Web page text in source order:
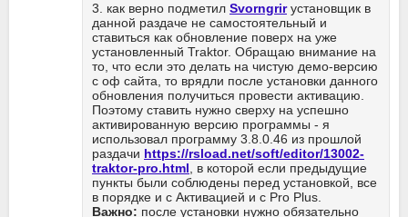
3. как верно подметил Svorngrirустановщик в
данной раздаче не самостоятельный и
ставиться как обновление поверх на уже
установленный Traktor. Обращаю внимание на
то, что если это делать на чистую демо-версию
с оф сайта, то врядли после установки данного
обновления получиться провести активацию.
Поэтому ставить нужно сверху на успешно
активированную версию программы - я
использовал программу 3.8.0.46 из прошлой
раздачи https://rsload.net/soft/editor/13002-
traktor-pro.html, в которой если предыдущие
пункты были соблюдены перед установкой, все
в порядке и с Активацией и с Pro Plus.
Важно: после установки нужно обязательно